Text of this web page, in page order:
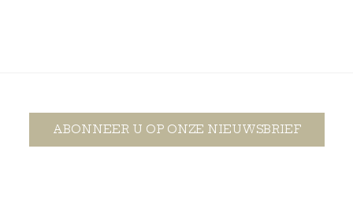
ABONNEER U OP ONZE NIEUWSBRIEF